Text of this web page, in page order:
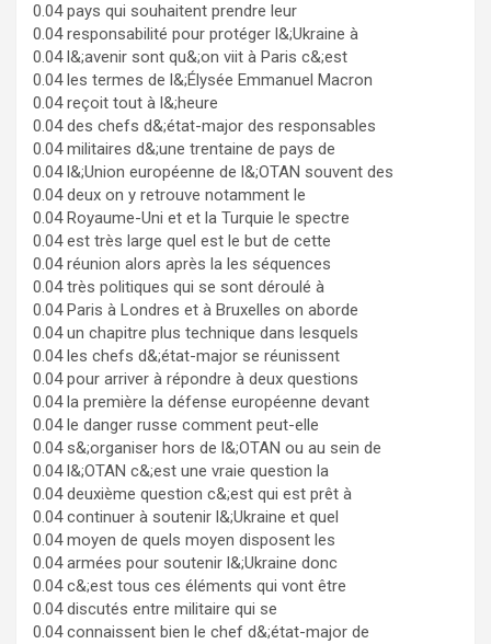
0.04 pays qui souhaitent prendre leur
0.04 responsabilité pour protéger l&;Ukraine à
0.04 l&;avenir sont qu&;on viit à Paris c&;est
0.04 les termes de l&;Élysée Emmanuel Macron
0.04 reçoit tout à l&;heure
0.04 des chefs d&;état-major des responsables
0.04 militaires d&;une trentaine de pays de
0.04 l&;Union européenne de l&;OTAN souvent des
0.04 deux on y retrouve notamment le
0.04 Royaume-Uni et et la Turquie le spectre
0.04 est très large quel est le but de cette
0.04 réunion alors après la les séquences
0.04 très politiques qui se sont déroulé à
0.04 Paris à Londres et à Bruxelles on aborde
0.04 un chapitre plus technique dans lesquels
0.04 les chefs d&;état-major se réunissent
0.04 pour arriver à répondre à deux questions
0.04 la première la défense européenne devant
0.04 le danger russe comment peut-elle
0.04 s&;organiser hors de l&;OTAN ou au sein de
0.04 l&;OTAN c&;est une vraie question la
0.04 deuxième question c&;est qui est prêt à
0.04 continuer à soutenir l&;Ukraine et quel
0.04 moyen de quels moyen disposent les
0.04 armées pour soutenir l&;Ukraine donc
0.04 c&;est tous ces éléments qui vont être
0.04 discutés entre militaire qui se
0.04 connaissent bien le chef d&;état-major de